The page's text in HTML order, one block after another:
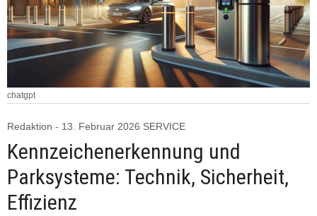
chatgpt
Redaktion - 13. Februar 2026 SERVICE
Kennzeichenerkennung und
Parksysteme: Technik, Sicherheit,
Effizienz